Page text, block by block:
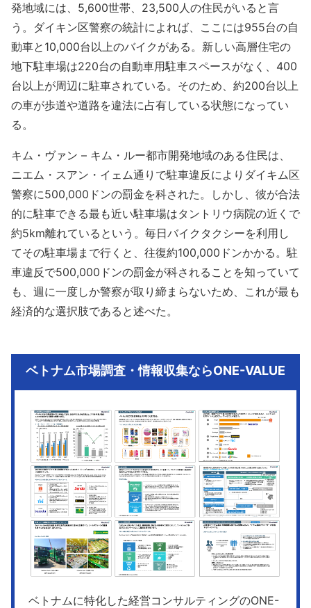
発地域には、5,600世帯、23,500人の住民がいると言
う。ダイキン区警察の統計によれば、ここには955台の自
動車と10,000台以上のバイクがある。新しい高層住宅の
地下駐車場は220台の自動車用駐車スペースがなく、400
台以上が周辺に駐車されている。そのため、約200台以上
の車が歩道や道路を違法に占有している状態になってい
る。
キム・ヴァン – キム・ルー都市開発地域のある住民は、
ニエム・スアン・イェム通りで駐車違反によりダイキム区
警察に500,000ドンの罰金を科された。しかし、彼が合法
的に駐車できる最も近い駐車場はタントリウ病院の近くで
約5km離れているという。毎日バイクタクシーを利用し
てその駐車場まで行くと、往復約100,000ドンかかる。駐
車違反で500,000ドンの罰金が科されることを知っていて
も、週に一度しか警察が取り締まらないため、これが最も
経済的な選択肢であると述べた。
ベトナム市場調査・情報収集ならONE-VALUE
ベトナムに特化した経営コンサルティングのONE-